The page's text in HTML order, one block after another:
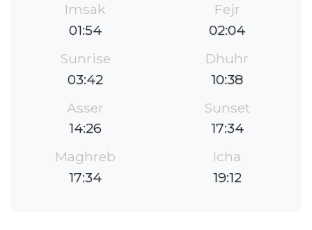
Imsak
01:54
Fejr
02:04
Sunrise
03:42
Dhuhr
10:38
Asser
14:26
Sunset
17:34
Maghreb
17:34
Icha
19:12